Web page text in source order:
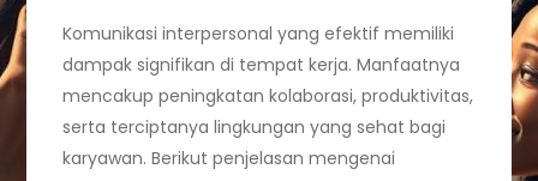
Komunikasi interpersonal yang efektif memiliki
dampak signifikan di tempat kerja. Manfaatnya
mencakup peningkatan kolaborasi, produktivitas,
serta terciptanya lingkungan yang sehat bagi
karyawan. Berikut penjelasan mengenai